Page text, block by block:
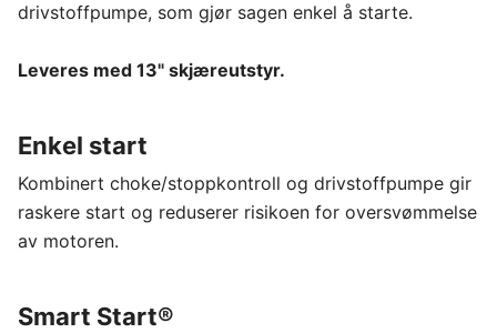
drivstoffpumpe, som gjør sagen enkel å starte.
Leveres med 13" skjæreutstyr.
Enkel start
Kombinert choke/stoppkontroll og drivstoffpumpe gir
raskere start og reduserer risikoen for oversvømmelse
av motoren.
Smart Start®